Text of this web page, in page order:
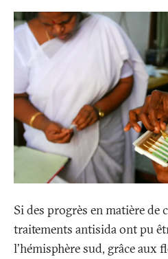
Si des progrès en matière de
traitements antisida ont pu
l'hémisphère sud, grâce aux